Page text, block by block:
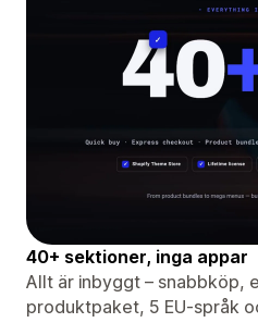
40+ sektioner, inga appar
Allt är inbyggt – snabbköp,
produktpaket, 5 EU-språk